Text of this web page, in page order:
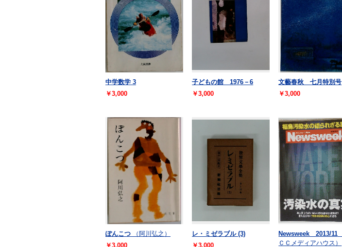
中学数学 3
￥3,000
子どもの館 1976－6
￥3,000
文藝春秋 七月特別号
￥3,000
ぽんこつ
（阿川弘之）
￥3,000
レ・ミゼラブル (3)
￥3,000
Newsweek 2013/11
ＣＣメディアハウス）